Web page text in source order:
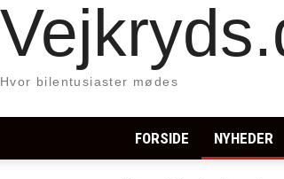
Hvor bilentusiaster mødes
FORSIDE NYHEDER